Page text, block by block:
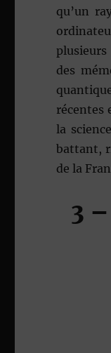
qu’un
des
récentes
la
battant,
de la
3